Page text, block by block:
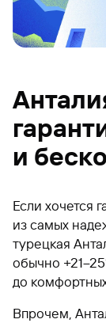
и
Если хочется
из самых
турецкая
обычно
до
Впрочем,